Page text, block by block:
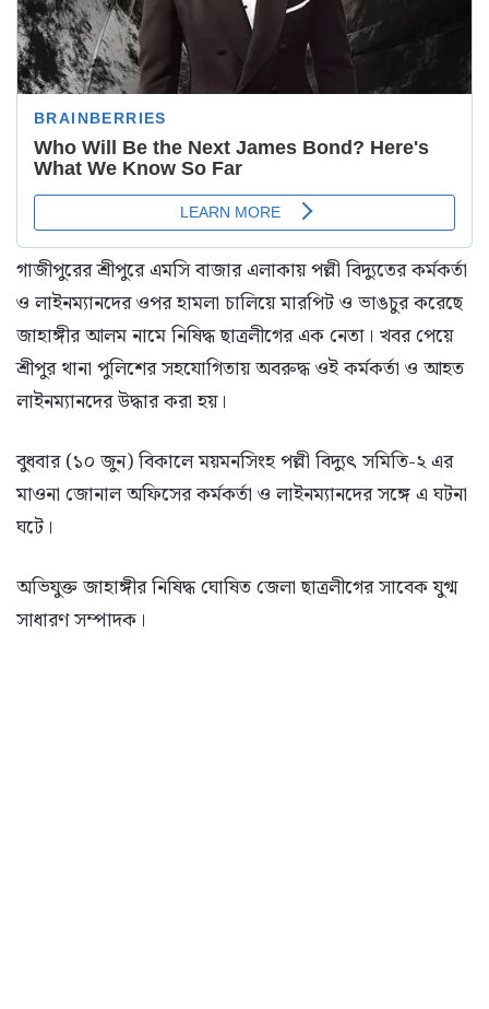
গাজীপুরের শ্রীপুরে এমসি বাজার এলাকায় পল্লী বিদ্যুতের কর্মকর্তা
ও লাইনম্যানদের ওপর হামলা চালিয়ে মারপিট ও ভাঙচুর করেছে
জাহাঙ্গীর আলম নামে নিষিদ্ধ ছাত্রলীগের এক নেতা। খবর পেয়ে
শ্রীপুর থানা পুলিশের সহযোগিতায় অবরুদ্ধ ওই কর্মকর্তা ও আহত
লাইনম্যানদের উদ্ধার করা হয়।
বুধবার (১০ জুন) বিকালে ময়মনসিংহ পল্লী বিদ্যুৎ সমিতি-২ এর
মাওনা জোনাল অফিসের কর্মকর্তা ও লাইনম্যানদের সঙ্গে এ ঘটনা
ঘটে।
অভিযুক্ত জাহাঙ্গীর নিষিদ্ধ ঘোষিত জেলা ছাত্রলীগের সাবেক যুগ্ম
সাধারণ সম্পাদক।